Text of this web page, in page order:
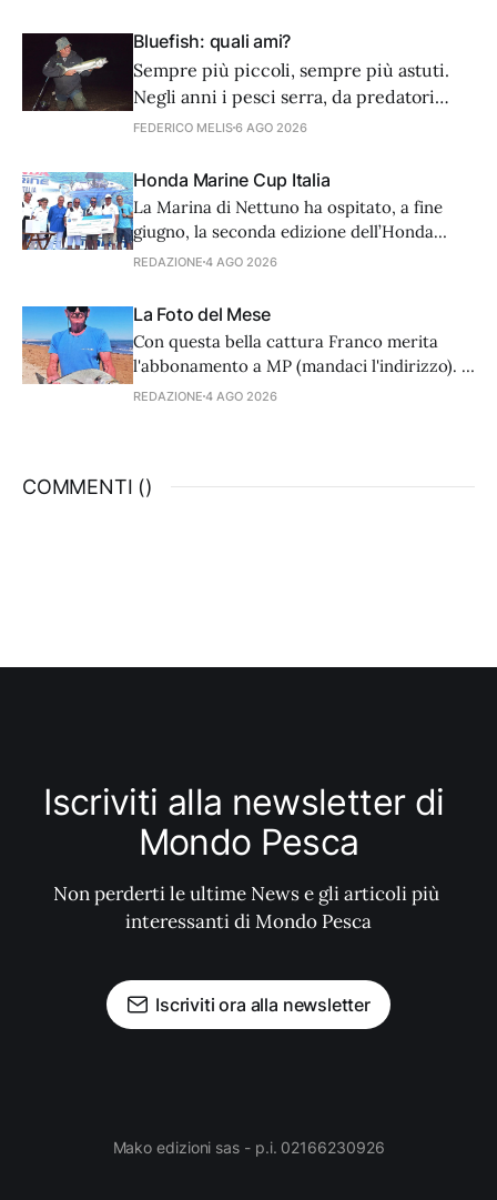
Bluefish: quali ami?
Sempre più piccoli, sempre più astuti.
Negli anni i pesci serra, da predatori
golosi e avventati, sembra siano diventati
dobbiamo adattare tecnica e
attrezzatura. Partiamo dagli ami.
FEDERICO MELIS6 AGO 2026
Honda Marine Cup Italia
La Marina di Nettuno ha ospitato, a fine
giugno, la seconda edizione dell’Honda
Marine Cup, un meeting di pesca al tonno
casa nipponica.
REDAZIONE 4 AGO 2026
La Foto del Mese
Con questa bella cattura Franco merita
l'abbonamento a MP (mandaci l'indirizzo). E
voi, cosa aspettate a inviarci le vostre
REDAZIONE 4 AGO 2026
COMMENTI ()
Iscriviti alla newsletter di
Mondo Pesca
Non perderti le ultime News e gli articoli più
interessanti di Mondo Pesca
Iscriviti ora alla newsletter
Mako edizioni sas - p.i. 02166230926